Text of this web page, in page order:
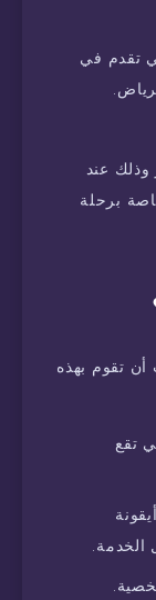
تقدم في
عند
برحلة
تقوم بهذه
تقع
الخدمة.